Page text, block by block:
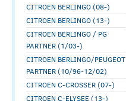
CITROEN BERLINGO (08-)
CITROEN BERLINGO (13-)
CITROEN BERLINGO / PG
PARTNER (1/03-)
CITROEN BERLINGO/PEUGEOT
PARTNER (10/96-12/02)
CITROEN C-CROSSER (07-)
CITROEN C-ELYSEE (13-)